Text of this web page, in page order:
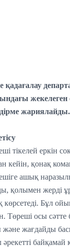
қадағалау
жекелеген
жариялайды.
тікелей еркін
кейін, қонақ
ашық
қолымен жерді
көрсетеді. Бұл
Төреші осы сәтте
жағдайды